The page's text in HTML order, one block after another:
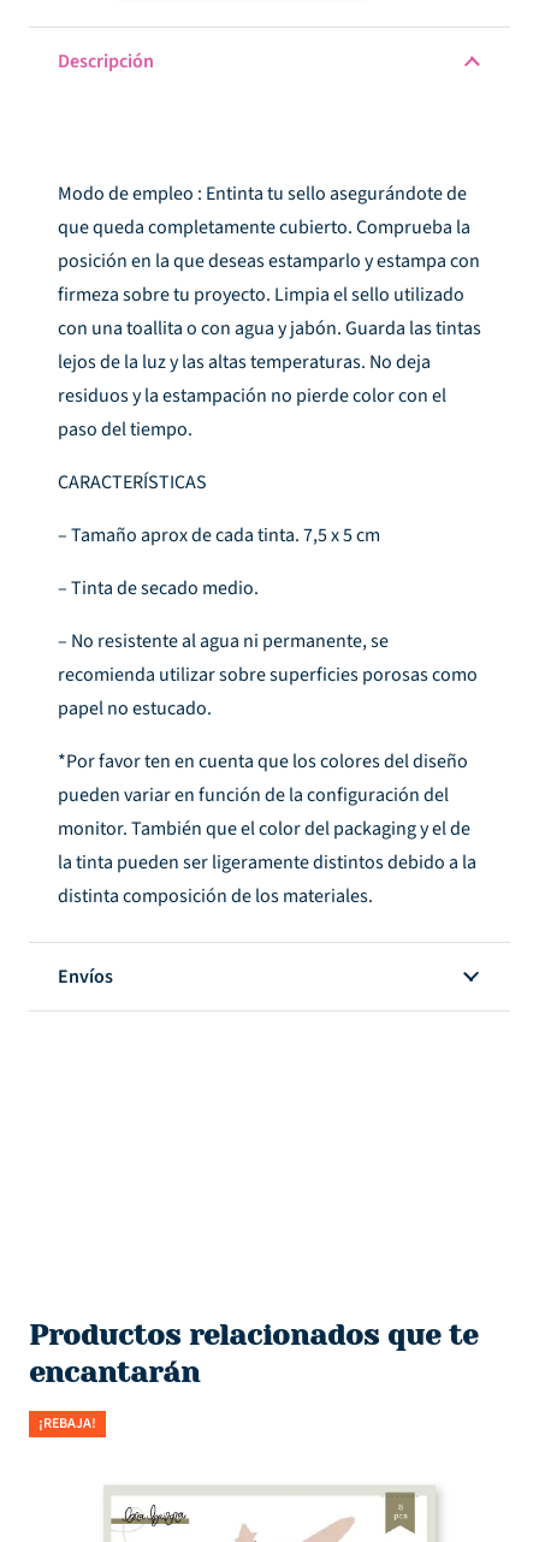
Descripción
Modo de empleo : Entinta tu sello asegurándote de
que queda completamente cubierto. Comprueba la
posición en la que deseas estamparlo y estampa con
firmeza sobre tu proyecto. Limpia el sello utilizado
con una toallita o con agua y jabón. Guarda las tintas
lejos de la luz y las altas temperaturas. No deja
residuos y la estampación no pierde color con el
paso del tiempo.
CARACTERÍSTICAS
– Tamaño aprox de cada tinta. 7,5 x 5 cm
– Tinta de secado medio.
– No resistente al agua ni permanente, se
recomienda utilizar sobre superficies porosas como
papel no estucado.
*Por favor ten en cuenta que los colores del diseño
pueden variar en función de la configuración del
monitor. También que el color del packaging y el de
la tinta pueden ser ligeramente distintos debido a la
distinta composición de los materiales.
Envíos
Productos relacionados que te
encantarán
¡REBAJA!